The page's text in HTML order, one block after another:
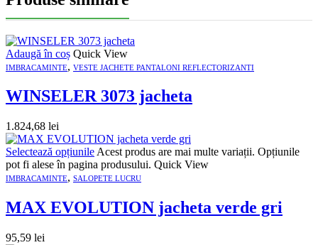
Adaugă în coș Quick View
IMBRACAMINTE, VESTE JACHETE PANTALONI REFLECTORIZANTI
WINSELER 3073 jacheta
1.824,68 lei
Selectează opțiunile Acest produs are mai multe variații. Opțiunile
pot fi alese în pagina produsului. Quick View
IMBRACAMINTE, SALOPETE LUCRU
MAX EVOLUTION jacheta verde gri
95,59 lei